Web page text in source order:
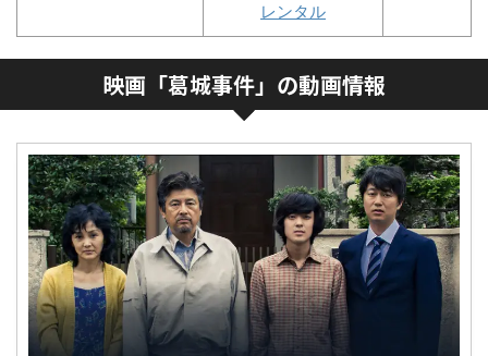
レンタル
映画「葛城事件」の動画情報